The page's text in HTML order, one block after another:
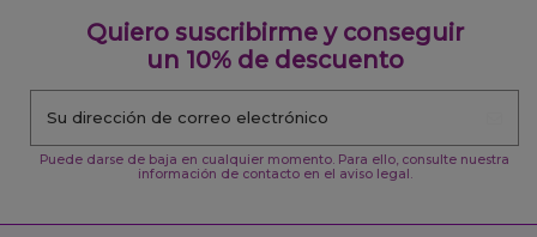
Quiero suscribirme y conseguir
un 10% de descuento
Puede darse de baja en cualquier momento. Para ello, consulte nuestra
información de contacto en el aviso legal.